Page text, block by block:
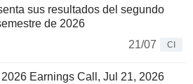
sus resultados del segundo
de 2026
21/07
CI
Earnings Call, Jul 21, 2026